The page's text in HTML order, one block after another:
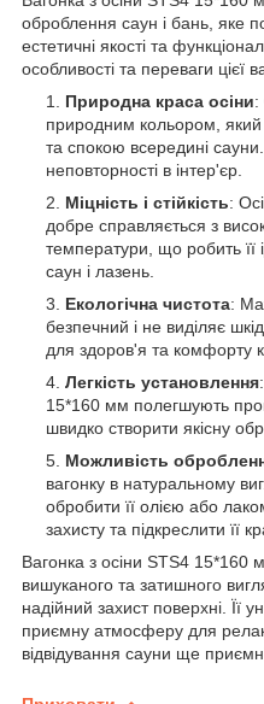
оброблення саун і бань, яке
естетичні якості та
особливості та переваги цієї
Природна краса осіни:
природним кольором,
та спокою всередині
неповторності в інтер'єр.
Міцність і стійкість:
добре справляється з
температури, що робить
саун і лазень.
Екологічна чистота:
безпечний і не виділяє
для здоров'я та комфорту
Легкість установлення
15*160 мм полегшують
швидко створити якісну
Можливість
вагонку в натуральному
обробити її олією або
захисту та підкреслити її
Вагонка з осіни STS4 15*160
вишуканого та затишного
надійний захист поверхні. Її
приємну атмосферу для
відвідування сауни ще